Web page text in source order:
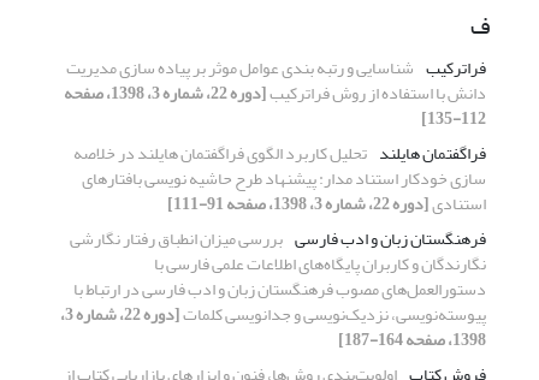
ف
فراترکیب شناسایی و رتبه بندی عوامل موثر بر پیاده سازی مدیریت
دانش با استفاده از روش فراترکیب [دوره 22، شماره 3، 1398، صفحه
112-135]
فراگفتمان هایلند تحلیل کاربرد الگوی فراگفتمان هایلند در خلاصه
سازی خودکار استناد مدار: پیشنهاد طرح حاشیه نویسی بافتارهای
استنادی[دوره 22، شماره 3، 1398، صفحه 91-111]
فرهنگستان زبان و ادب فارسی بررسی میزان انطباق رفتار نگارشی
نگارندگان و کاربران پایگاه‌های اطلاعات علمی فارسی با
دستورالعمل‌های مصوب فرهنگستان زبان و ادب فارسی در ارتباط با
پیوسته‌نویسی، نزدیک‌نویسی و جدانویسی کلمات [دوره 22، شماره 3،
1398، صفحه 164-187]